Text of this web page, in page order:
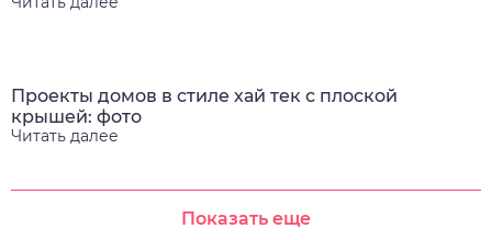
Проекты домов в стиле хай тек с плоской
крышей: фото
Читать далее
Показать еще